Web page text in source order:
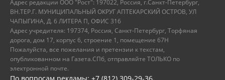
Адрес редакции ООО "Рост": 197022, Россия, г.Санкт-Петербург,
ВН.ТЕР.Г. МУНИЦИПАЛЬНЫЙ ОКРУГ АПТЕКАРСКИЙ ОСТРОВ, УЛ
ЧАПЫГИНА, Д. 6 ЛИТЕРА П, ОФИС 316
Адрес учредителя: 197374, Россия, Санкт-Петербург, Торфяная
дорога, дом 17, корпус 6, строение 1, помещение 67Н
Пожалуйста, все пожелания и претензии к текстам,
опубликованном на Газета.СПб, отправляйте ТОЛЬКО по
электронной почте.
По вопросам рекламы: +7 (812) 309-29-36,